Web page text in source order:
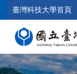
到
內
容
臺灣科技大學首頁